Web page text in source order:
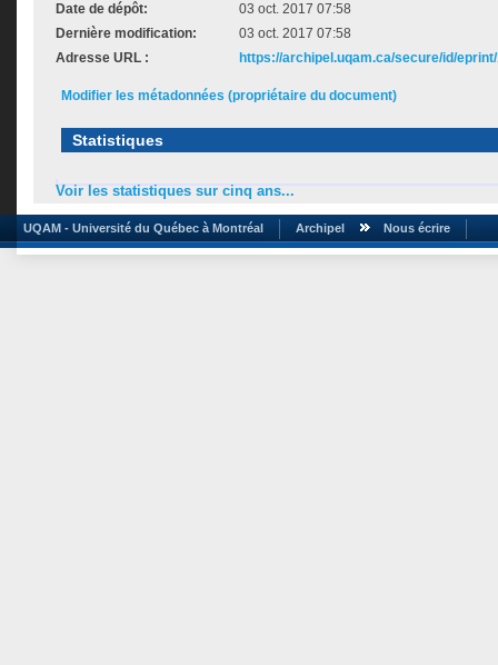
Date de dépôt:
03 oct. 2017 07:58
Dernière modification:
03 oct. 2017 07:58
Adresse URL :
https://archipel.uqam.ca/secure/id/
Modifier les métadonnées (propriétaire du document)
Statistiques
Voir les statistiques sur cinq ans...
UQAM - Université du Québec à Montréal Archipel Nous écrire